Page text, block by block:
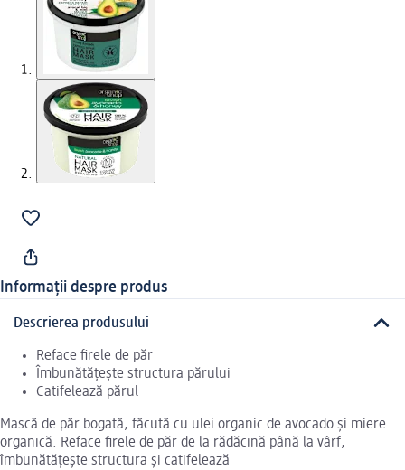
Informații despre produs
Descrierea produsului
Reface firele de păr
Îmbunătățește structura părului
Catifelează părul
Mască de păr bogată, făcută cu ulei organic de avocado și miere
organică. Reface firele de păr de la rădăcină până la vârf,
îmbunătățește structura și catifelează